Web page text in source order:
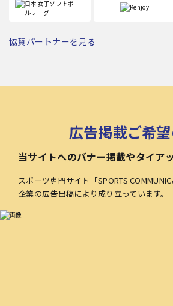
協賛パートナーを見る
広告掲載ご希
当サイトへのバナー掲載やタイア
スポーツ専門サイト「SPORTS
企業の広告出稿により成り立っています。